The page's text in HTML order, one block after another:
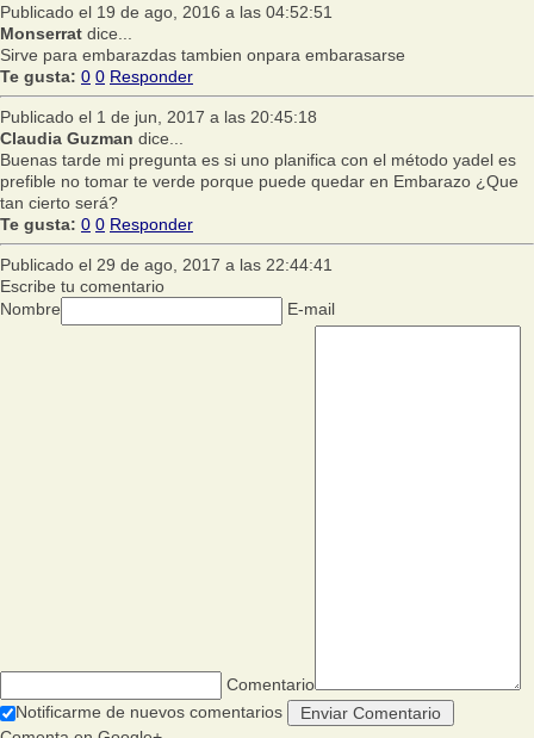
Publicado el 19 de ago, 2016 a las 04:52:51
Monserrat dice...
Sirve para embarazdas tambien onpara embarasarse
Te gusta: 0 0 Responder
Publicado el 1 de jun, 2017 a las 20:45:18
Claudia Guzman dice...
Buenas tarde mi pregunta es si uno planifica con el método yadel es
prefible no tomar te verde porque puede quedar en Embarazo ¿Que
tan cierto será?
Te gusta: 0 0 Responder
Publicado el 29 de ago, 2017 a las 22:44:41
Escribe tu comentario
Nombre
E-mail
Comentario
Notificarme de nuevos comentarios